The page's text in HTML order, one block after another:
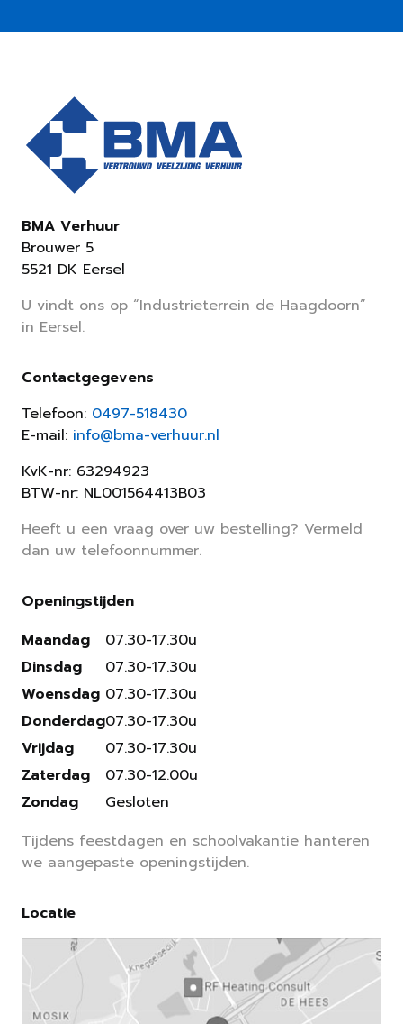
BMA Verhuur
Brouwer 5
5521 DK Eersel
U vindt ons op “Industrieterrein de Haagdoorn”
in Eersel.
Contactgegevens
Telefoon: 0497-518430
E-mail: info@bma-verhuur.nl
KvK-nr: 63294923
BTW-nr: NL001564413B03
Heeft u een vraag over uw bestelling? Vermeld
dan uw telefoonnummer.
Openingstijden
Maandag
Dinsdag
Woensdag
Donderdag
Vrijdag
Zaterdag
Zondag
07.30-17.30u
07.30-17.30u
07.30-17.30u
07.30-17.30u
07.30-17.30u
07.30-12.00u
Gesloten
Tijdens feestdagen en schoolvakantie hanteren
we aangepaste openingstijden.
Locatie